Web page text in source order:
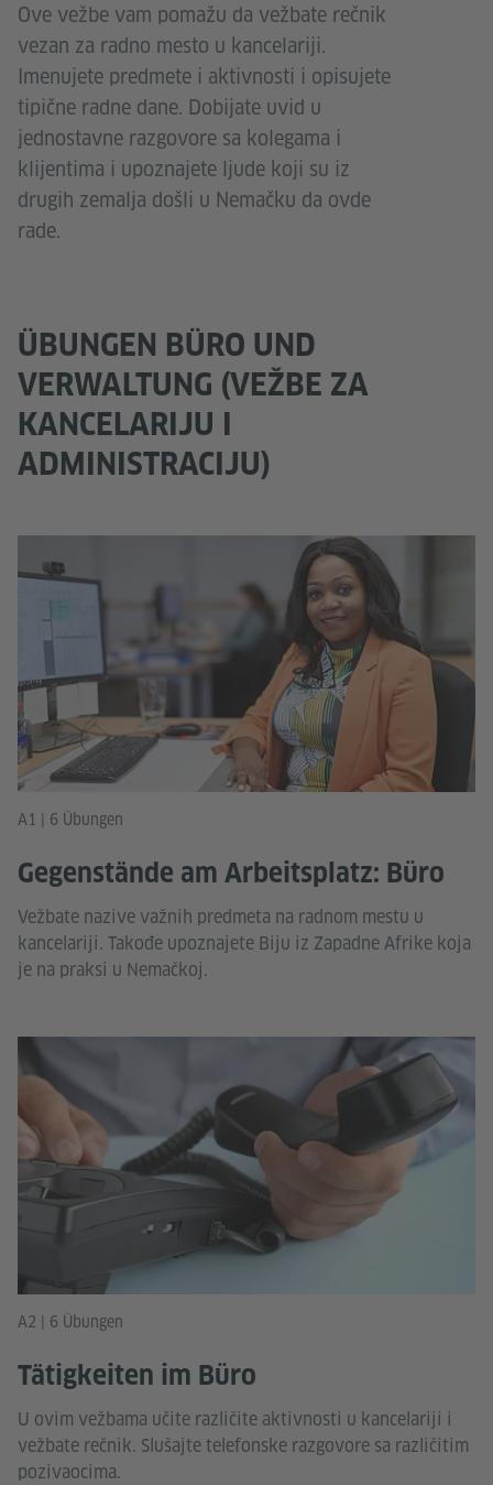
Ove vežbe vam pomažu da vežbate rečnik
vezan za radno mesto u kancelariji.
Imenujete predmete i aktivnosti i opisujete
tipične radne dane. Dobijate uvid u
jednostavne razgovore sa kolegama i
klijentima i upoznajete ljude koji su iz
drugih zemalja došli u Nemačku da ovde
rade.
ÜBUNGEN BÜRO UND
VERWALTUNG (VEŽBE ZA
KANCELARIJU I
ADMINISTRACIJU)
A1 | 6 Übungen
Gegenstände am Arbeitsplatz: Büro
Vežbate nazive važnih predmeta na radnom mestu u
kancelariji. Takođe upoznajete Biju iz Zapadne Afrike koja
je na praksi u Nemačkoj.
A2 | 6 Übungen
Tätigkeiten im Büro
U ovim vežbama učite različite aktivnosti u kancelariji i
vežbate rečnik. Slušajte telefonske razgovore sa različitim
pozivaocima.